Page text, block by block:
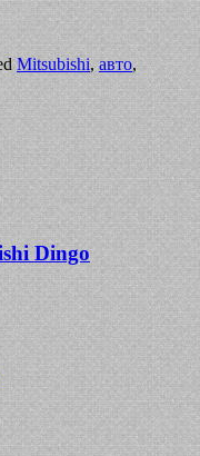
Mitsubishi,авто,
Dingo